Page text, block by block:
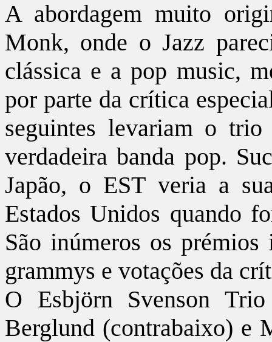
A abordagem muito
Monk, onde o Jazz
clássica e a pop music,
por parte da crítica
seguintes levariam o
verdadeira banda pop.
Japão, o EST veria a
Estados Unidos quando
São inúmeros os prémios
grammys e votações da
O Esbjörn Svenson
Berglund (contrabaixo) e